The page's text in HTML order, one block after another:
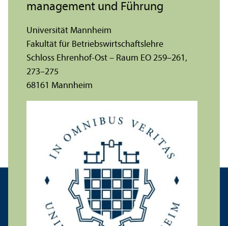
management und Führung
Universität Mannheim
Fakultät für Betriebs­wirtschafts­lehre
Schloss Ehrenhof-Ost – Raum EO 259–261,
273–275
68161 Mannheim